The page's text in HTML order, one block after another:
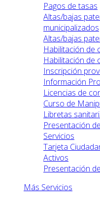
Pagos de tasas
Altas/bajas
municipalizados
Altas/bajas
Habilitación de
Habilitación de
Inscripción
Información
Licencias de
Curso de
Libretas
Presentación
Servicios
Tarjeta
Activos
Presentación
Más Servicios